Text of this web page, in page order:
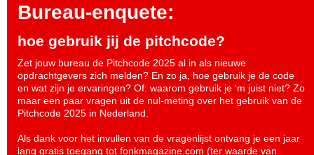
Bureau-enquete:
hoe gebruik jij de pitchcode?
Zet jouw bureau de Pitchcode 2025 al in als nieuwe
opdrachtgevers zich melden? En zo ja, hoe gebruik je de code
en wat zijn je ervaringen? Of: waarom gebruik je ‘m juist niet? Zo
maar een paar vragen uit de nul-meting over het gebruik van de
Pitchcode 2025 in Nederland.
Als dank voor het invullen van de vragenlijst ontvang je een jaar
lang gratis toegang tot fonkmagazine.com (ter waarde van